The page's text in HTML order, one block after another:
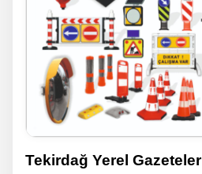
Tekirdağ Yerel Gazeteler